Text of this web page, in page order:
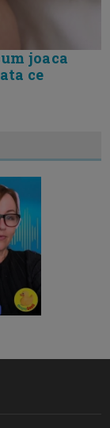
joaca
ce